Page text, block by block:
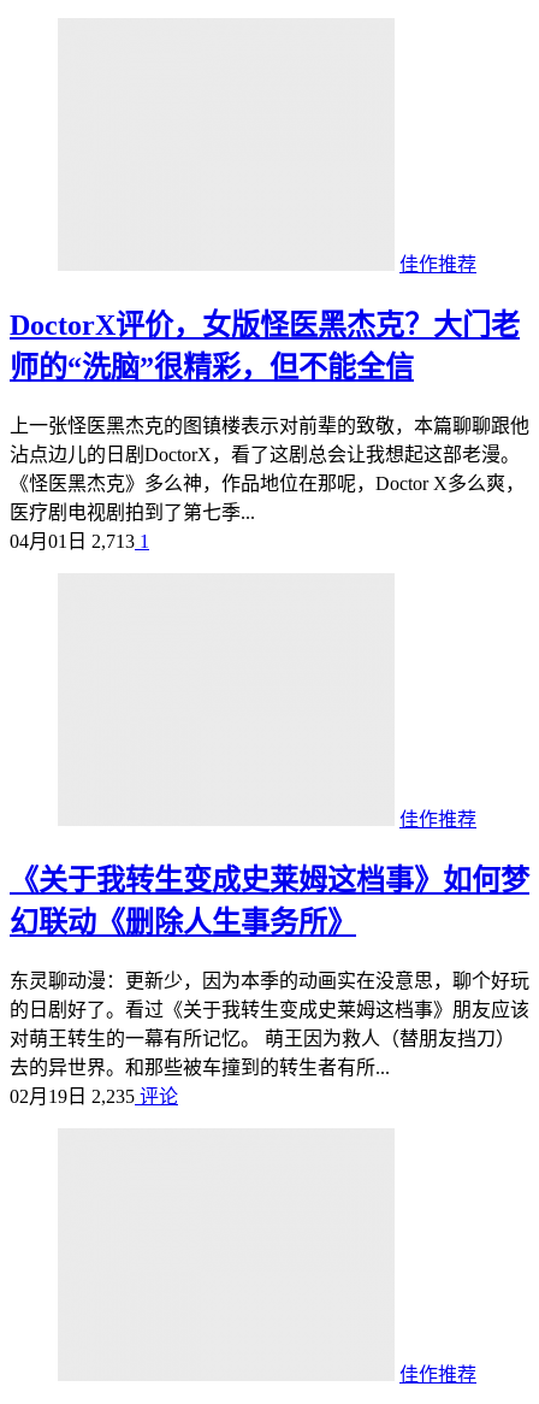
佳作推荐
DoctorX评价，女版怪医黑杰克？大门老
师的“洗脑”很精彩，但不能全信
上一张怪医黑杰克的图镇楼表示对前辈的致敬，本篇聊聊跟他
沾点边儿的日剧DoctorX，看了这剧总会让我想起这部老漫。
《怪医黑杰克》多么神，作品地位在那呢，Doctor X多么爽，
医疗剧电视剧拍到了第七季...
04月01日 2,713 1
佳作推荐
《关于我转生变成史莱姆这档事》如何梦
幻联动《删除人生事务所》
东灵聊动漫：更新少，因为本季的动画实在没意思，聊个好玩
的日剧好了。看过《关于我转生变成史莱姆这档事》朋友应该
对萌王转生的一幕有所记忆。 萌王因为救人（替朋友挡刀）
去的异世界。和那些被车撞到的转生者有所...
02月19日 2,235 评论
佳作推荐